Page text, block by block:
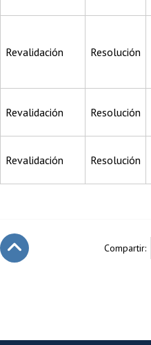
Revalidación Resolución
Revalidación Resolución
Revalidación Resolución
Compartir: